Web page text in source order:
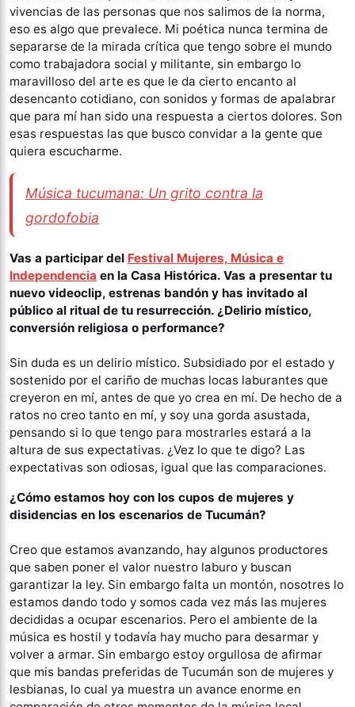
vivencias de las personas que nos salimos de la norma,
eso es algo que prevalece. Mi poética nunca termina de
separarse de la mirada crítica que tengo sobre el mundo
como trabajadora social y militante, sin embargo lo
maravilloso del arte es que le da cierto encanto al
desencanto cotidiano, con sonidos y formas de apalabrar
que para mí han sido una respuesta a ciertos dolores. Son
esas respuestas las que busco convidar a la gente que
quiera escucharme.
Música tucumana: Un grito contra la
gordofobia
Vas a participar del Festival Mujeres, Música e
Independencia en la Casa Histórica. Vas a presentar tu
nuevo videoclip, estrenas bandón y has invitado al
público al ritual de tu resurrección. ¿Delirio místico,
conversión religiosa o performance?
Sin duda es un delirio místico. Subsidiado por el estado y
sostenido por el cariño de muchas locas laburantes que
creyeron en mí, antes de que yo crea en mí. De hecho de a
ratos no creo tanto en mí, y soy una gorda asustada,
pensando si lo que tengo para mostrarles estará a la
altura de sus expectativas. ¿Vez lo que te digo? Las
expectativas son odiosas, igual que las comparaciones.
¿Cómo estamos hoy con los cupos de mujeres y
disidencias en los escenarios de Tucumán?
Creo que estamos avanzando, hay algunos productores
que saben poner el valor nuestro laburo y buscan
garantizar la ley. Sin embargo falta un montón, nosotres lo
estamos dando todo y somos cada vez más las mujeres
decididas a ocupar escenarios. Pero el ambiente de la
música es hostil y todavía hay mucho para desarmar y
volver a armar. Sin embargo estoy orgullosa de afirmar
que mis bandas preferidas de Tucumán son de mujeres y
lesbianas, lo cual ya muestra un avance enorme en